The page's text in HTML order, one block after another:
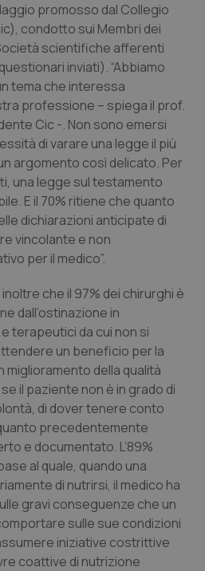
di Bolzano
di Trento
& Rettocolite Ulcerosa
neurodegenerative
promosso dal Collegio
condotto sui Membri dei
scientifiche afferenti
inviati). “Abbiamo
tema che interessa
professione – spiega il prof.
Cic -. Non sono emersi
di varare una legge il più
argomento così delicato. Per
una legge sul testamento
E il 70% ritiene che quanto
dichiarazioni anticipate di
vincolante e non
per il medico”.
che il 97% dei chirurghi è
dall’ostinazione in
terapeutici da cui non si
un beneficio per la
miglioramento della qualità
il paziente non è in grado di
di dover tenere conto
precedentemente
e documentato. L’89%
al quale, quando una
di nutrirsi, il medico ha
gravi conseguenze che un
sulle sue condizioni
iniziative costrittive
coattive di nutrizione